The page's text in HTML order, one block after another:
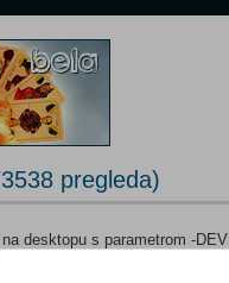
pregleda)
desktopu s parametrom -
tipku za aktivaciju šifre.